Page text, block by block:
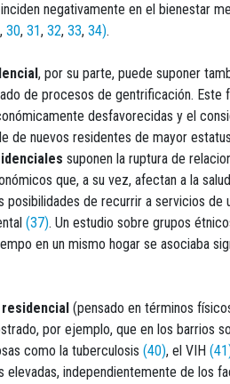
negativamente en el bienestar
, 30, 31, 32, 33, 34).
, por su parte, puede suponer
de procesos de gentrificación.
desfavorecidas y el
de nuevos residentes de mayor
suponen la ruptura de
que, a su vez, afectan a la salud
posibilidades de recurrir a servicios
(37). Un estudio sobre grupos
en un mismo hogar se asociaba
(pensado en términos
por ejemplo, que en los barrios
como la tuberculosis (40), el VIH
elevadas, independientemente de los